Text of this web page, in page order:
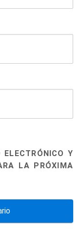
ELECTRÓNICO Y
LA PRÓXIMA